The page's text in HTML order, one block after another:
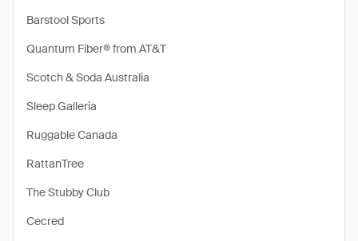
Barstool Sports
Quantum Fiber® from AT&T
Scotch & Soda Australia
Sleep Galleria
Ruggable Canada
RattanTree
The Stubby Club
Cecred